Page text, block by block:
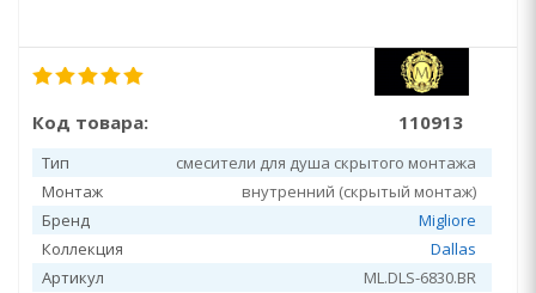
Код товара: 110913
Тип
смесители для душа скрытого монтажа
Монтаж
внутренний (скрытый монтаж)
Бренд
Migliore
Коллекция
Dallas
Артикул
ML.DLS-6830.BR